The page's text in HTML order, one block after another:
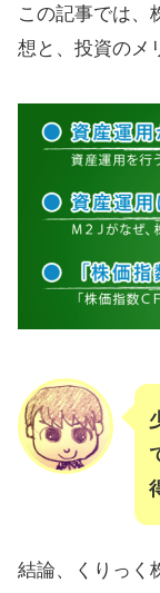
この記事では、
想と、投資のメ
結論、くりっく